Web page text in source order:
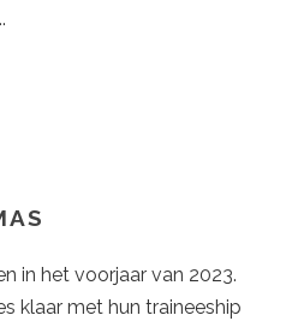
in het voorjaar van 2023.
klaar met hun traineeship